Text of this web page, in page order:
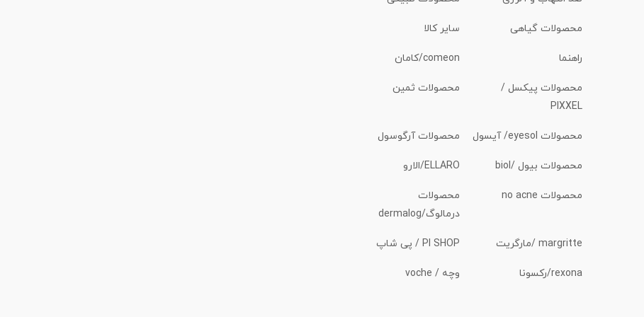
محصولات گیاهی سایر کالا
راهنما comeon/کامان
محصولات پیکسل /
PIXXEL
محصولات ثمین
محصولات eyesol/ آیسول محصولات آرگوسول
محصولات بیول /biol ELLARO/الارو
محصولات no acne
محصولات
درمالوگ/dermalog
margritte /مارگریت PI SHOP / پی شاپ
rexona/رکسونا وچه / voche